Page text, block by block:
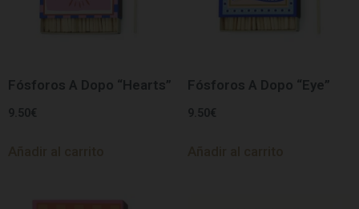
Fósforos A Dopo “Hearts”
9.50€
Fósforos A Dopo “Eye”
9.50€